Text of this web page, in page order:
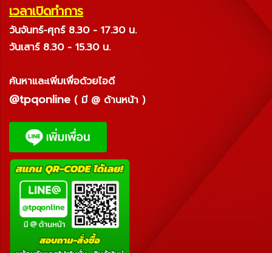
เวลาเปิดทำการ
วันจันทร์-ศุกร์ 8.30 - 17.30 น.
วันเสาร์ 8.30 - 15.30 น.
ค้นหาและเพิ่มเพื่อด้วยไอดี
@tpqonline ( มี @ ด้านหน้า )